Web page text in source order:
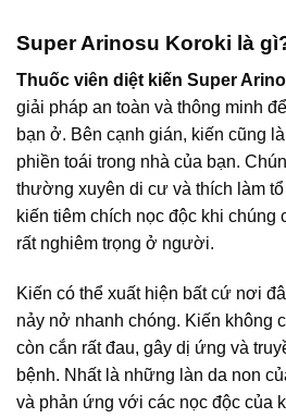
Super Arinosu Koroki là
Thuốc viên diệt kiến Super
giải pháp an toàn và thông minh
bạn ở. Bên cạnh gián, kiến cũng
phiền toái trong nhà của bạn.
thường xuyên di cư và thích làm
kiến tiêm chích nọc độc khi chúng
rất nghiêm trọng ở người.
Kiến có thể xuất hiện bất cứ nơi
nảy nở nhanh chóng. Kiến không
còn cắn rất đau, gây dị ứng và
bệnh. Nhất là những làn da non
và phản ứng với các nọc độc của